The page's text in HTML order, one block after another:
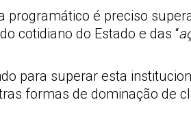
programático é preciso
cotidiano do Estado e das “
para superar esta
formas de dominação de